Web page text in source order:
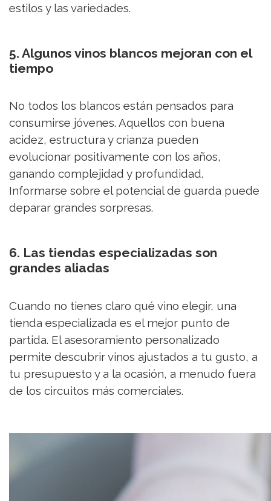
estilos y las variedades.
5. Algunos vinos blancos mejoran con el
tiempo
No todos los blancos están pensados para
consumirse jóvenes. Aquellos con buena
acidez, estructura y crianza pueden
evolucionar positivamente con los años,
ganando complejidad y profundidad.
Informarse sobre el potencial de guarda puede
deparar grandes sorpresas.
6. Las tiendas especializadas son
grandes aliadas
Cuando no tienes claro qué vino elegir, una
tienda especializada es el mejor punto de
partida. El asesoramiento personalizado
permite descubrir vinos ajustados a tu gusto, a
tu presupuesto y a la ocasión, a menudo fuera
de los circuitos más comerciales.